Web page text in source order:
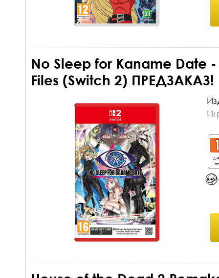
No Sleep for Kaname Date
Files (Switch 2) ПРЕДЗАКАЗ!